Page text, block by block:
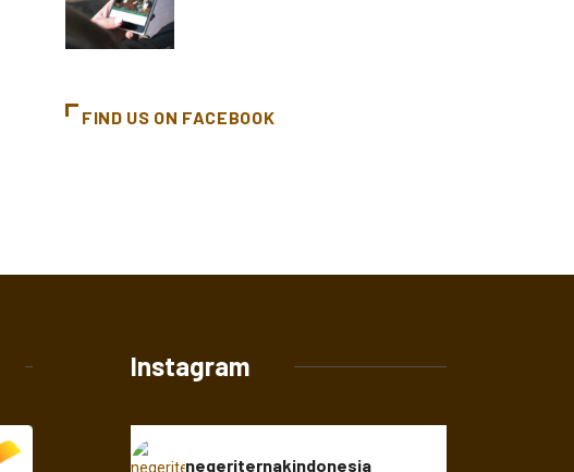
FIND US ON FACEBOOK
Instagram
negeriternakindonesia